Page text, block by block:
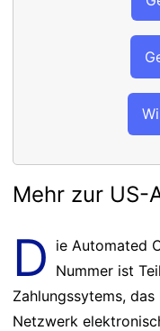
Mehr zur US-
D ie Automated
Nummer ist
Zahlungssytems,
Netzwerk